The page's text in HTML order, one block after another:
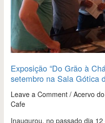
Exposição “Do Grão à
setembro na Sala Gótica
Leave a Comment / Acervo
Cafe
Inaugurou, no passado dia
17
de
setembro
na
Sala
da
Câmara